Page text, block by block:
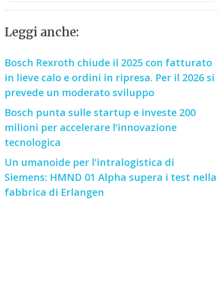
Leggi anche:
Bosch Rexroth chiude il 2025 con fatturato
in lieve calo e ordini in ripresa. Per il 2026 si
prevede un moderato sviluppo
Bosch punta sulle startup e investe 200
milioni per accelerare l’innovazione
tecnologica
Un umanoide per l’intralogistica di
Siemens: HMND 01 Alpha supera i test nella
fabbrica di Erlangen